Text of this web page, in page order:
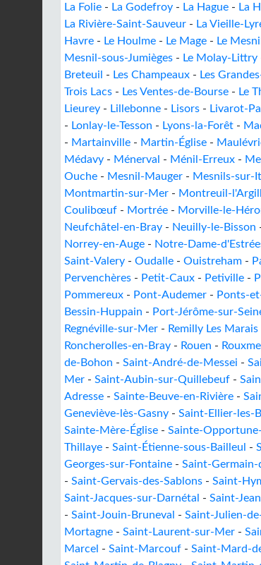
La Folie - La Godefroy - La Hague - La
La Rivière-Saint-Sauveur - La Vieille-
Havre - Le Houlme - Le Mage - Le
Mesnil-sous-Jumièges - Le Molay-Littry
Breteuil
- Les Champeaux - Les
Trois Lacs - Les Ventes-de-Bourse - Le
Lieurey - Lillebonne - Lisors - Livarot-
- Lonlay-le-Tesson - Lyons-la-Forêt -
- Martainville - Martin-Église -
Médavy - Ménerval - Ménil-Erreux -
Ouche - Mesnil-Mauger - Mesnils-sur-
Montmartin-sur-Mer - Montreuil-
Coulibœuf - Mortrée - Morville-le-
Neufchâtel-en-Bray - Neuilly-le-Bisson
Norrey-en-Auge - Notre-Dame-
Saint-Valery - Oudalle - Ouistreham -
Pervenchères - Petit-Caux - Petiville -
Pommereux - Pont-Audemer - Ponts-
Bessin-Huppain - Port-Jérôme-sur-
Regnéville-sur-Mer - Remilly Les Marais
Roncherolles-en-Bray - Rouen -
de-Bohon - Saint-André-de-Messei -
Mer - Saint-Aubin-sur-Quillebeuf -
Adresse - Sainte-Beuve-en-Rivière -
Geneviève-lès-Gasny - Saint-Ellier-les-
Sainte-Mère-Église - Sainte-
Thillaye - Saint-Étienne-sous-Bailleul -
Georges-sur-Fontaine - Saint-Germain-
- Saint-Gervais-des-Sablons - Saint-
Saint-Jacques-sur-Darnétal
- Saint-
- Saint-Jouin-Bruneval - Saint-Julien-
Mortagne - Saint-Laurent-sur-Mer -
Marcel - Saint-Marcouf - Saint-Mard-